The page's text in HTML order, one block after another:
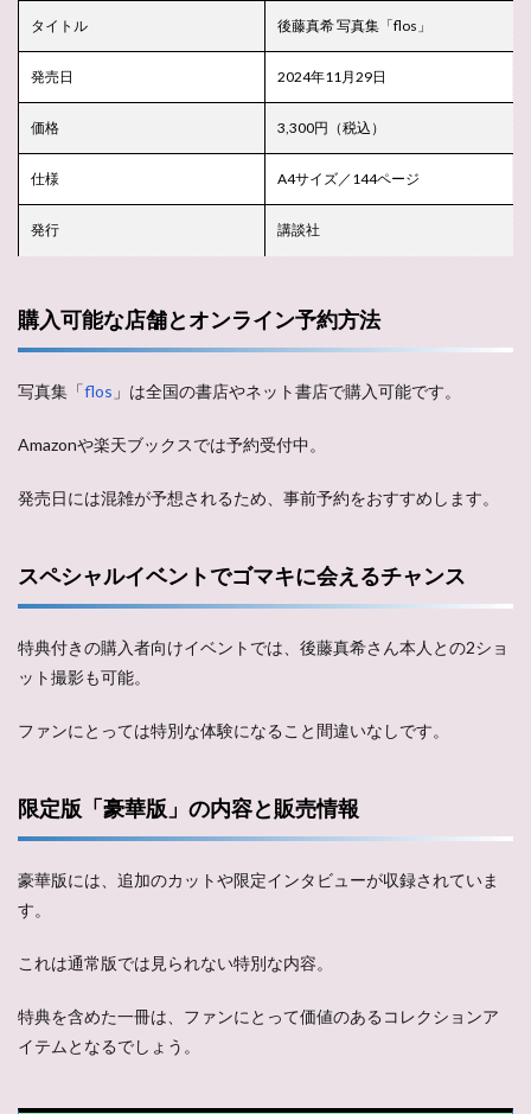
タイトル 後藤真希 写真集「flos」
発売日 2024年11月29日
価格 3,300円（税込）
仕様 A4サイズ／144ページ
発行 講談社
購入可能な店舗とオンライン予約方法
写真集「flos 」は全国の書店やネット書店で購入可能です。
Amazonや楽天ブックスでは予約受付中。
発売日には混雑が予想されるため、事前予約をおすすめします。
スペシャルイベントでゴマキに会えるチャンス
特典付きの購入者向けイベントでは、後藤真希さん本人との2ショ
ット撮影も可能。
ファンにとっては特別な体験になること間違いなしです。
限定版「豪華版」の内容と販売情報
豪華版には、追加のカットや限定インタビューが収録されていま
す。
これは通常版では見られない特別な内容。
特典を含めた一冊は、ファンにとって価値のあるコレクションア
イテムとなるでしょう。